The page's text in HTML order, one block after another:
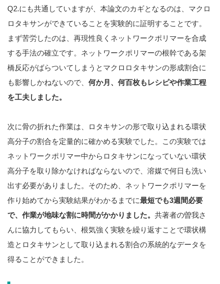
Q2.にも共通していますが、本論文のカギとなるのは、マクロ
ロタキサンができていることを実験的に証明することです。
まず苦労したのは、再現性良くネットワークポリマーを合成
する手法の確立です。ネットワークポリマーの根幹である架
橋反応がばらついてしまうとマクロロタキサンの形成割合に
も影響しかねないので、 何か月、何百枚もレシピや作業工程
を工夫しました。
次に骨の折れた作業は、ロタキサンの形で取り込まれる環状
高分子の割合を定量的に確かめる実験でした。この実験では
ネットワークポリマー中からロタキサンになっていない環状
高分子を取り除かなければならないので、溶媒で何日も洗い
出す必要がありました。そのため、ネットワークポリマーを
作り始めてから実験結果がわかるまでに最短でも3週間必要
で、作業が地味な割に時間がかかりました。 共著者の曽我さ
んに協力してもらい、根気強く実験を繰り返すことで環状構
造とロタキサンとして取り込まれる割合の系統的なデータを
得ることができました。